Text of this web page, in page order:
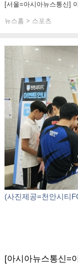
[서울=아시아뉴스통신]
뉴스홈 > 스포츠
(사진제공=천안시티
[아시아뉴스통신=